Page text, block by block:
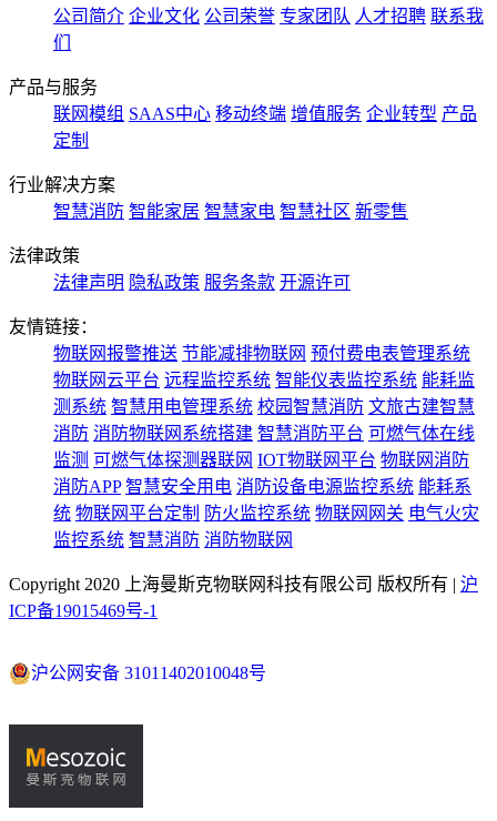
公司简介 企业文化 公司荣誉 专家团队 人才招聘 联系我
们
产品与服务
联网模组 SAAS中心 移动终端 增值服务 企业转型 产品
定制
行业解决方案
智慧消防 智能家居 智慧家电 智慧社区 新零售
法律政策
法律声明 隐私政策 服务条款 开源许可
友情链接：
物联网报警推送 节能减排物联网 预付费电表管理系统
物联网云平台 远程监控系统 智能仪表监控系统 能耗监
测系统 智慧用电管理系统 校园智慧消防 文旅古建智慧
消防 消防物联网系统搭建 智慧消防平台 可燃气体在线
监测 可燃气体探测器联网 IOT物联网平台 物联网消防
消防APP 智慧安全用电 消防设备电源监控系统 能耗系
统 物联网平台定制 防火监控系统 物联网网关 电气火灾
监控系统 智慧消防 消防物联网
Copyright 2020 上海曼斯克物联网科技有限公司 版权所有 | 沪
ICP备19015469号-1
沪公网安备 31011402010048号